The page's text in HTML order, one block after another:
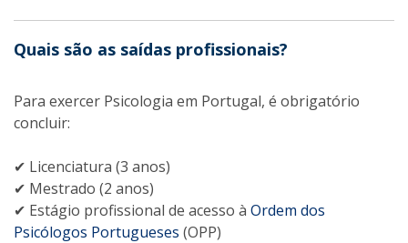
Quais são as saídas profissionais?
Para exercer Psicologia em Portugal, é obrigatório
concluir:
✔ Licenciatura (3 anos)
✔ Mestrado (2 anos)
✔ Estágio profissional de acesso à Ordem dos
Psicólogos Portugueses (OPP)